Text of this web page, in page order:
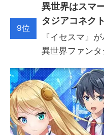
9位
異世界はスマ
タジアコネクト
『イセスマ』
異世界ファンタ